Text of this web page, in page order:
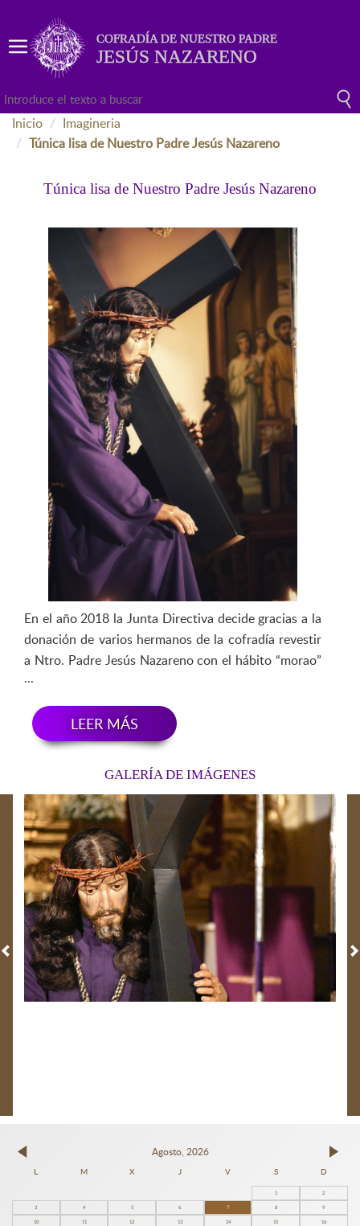
COFRADÍA DE NUESTRO PADRE
JESÚS NAZARENO
Inicio
Imagineria
Túnica lisa de Nuestro Padre Jesús Nazareno
Túnica lisa de Nuestro Padre Jesús Nazareno
En el año 2018 la Junta Directiva decide gracias a la
donación de varios hermanos de la cofradía revestir
a Ntro. Padre Jesús Nazareno con el hábito “morao”
que todos los hermanos visten cada madruga de
Viernes Santo, túnica lisa morada realizada en sarga
sin bordados, complementada únicamente de
cordón al cuello y cíngulo en la cintura cayendo del
lado derecho realizado en cerda con el crin de los
cofradía es el habito que todos los hermanos deben
vestir la mañana de Viernes Santo, simbolizando la
sencillez y humildad de Cristo, túnica que
actualmente viste durante el besamanos a la Imagen
cada tercer sábado de cuaresma y que conmueve y
emociona a todos los devotos de la Imagen por la
cercanía y el recogimiento que desprende.
LEER MÁS
GALERÍA DE IMÁGENES
Agosto, 2026
L M X J V S D
1
2
3
4 5 6 7 8
9
10
11 12 13 14 15
16